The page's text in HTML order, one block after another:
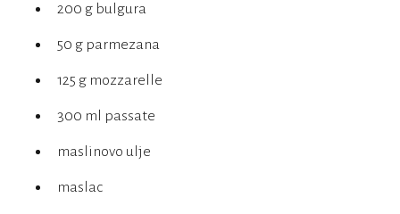
200 g bulgura
50 g parmezana
125 g mozzarelle
300 ml passate
maslinovo ulje
maslac